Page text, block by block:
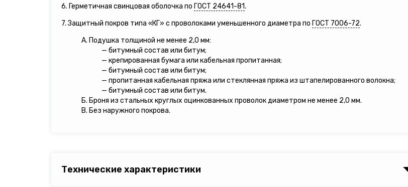
6. Герметичная свинцовая оболочка по ГОСТ 24641-81.
7. Защитный покров типа «КГ» с проволоками уменьшенного диаметра по ГОСТ 7006-72.
А. Подушка толщиной не менее 2,0 мм:
— битумный состав или битум;
— крепированная бумага или кабельная пропитанная;
— битумный состав или битум;
— пропитанная кабельная пряжа или стеклянная пряжа из штапелированного волокна;
— битумный состав или битум.
Б. Броня из стальных круглых оцинкованных проволок диаметром не менее 2,0 мм.
В. Без наружного покрова.
Технические характеристики